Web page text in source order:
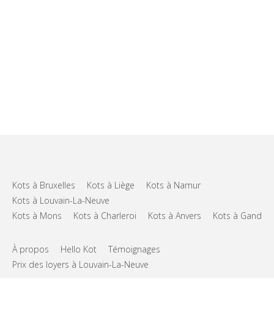
Kots à Bruxelles Kots à Liège
Kots à Namur
Kots à Louvain-La-Neuve
Kots à Mons
Kots à Charleroi Kots à Anvers Kots à Gand
À propos Hello Kot
Témoignages
Prix des loyers à Louvain-La-Neuve